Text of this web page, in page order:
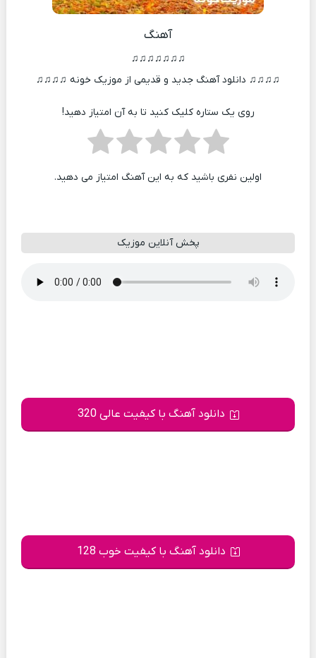
آهنگ
♫♫♫♫♫♫♫
♫♫♫♫ دانلود آهنگ جدید و قدیمی از موزیک خونه ♫♫♫♫
روی یک ستاره کلیک کنید تا به آن امتیاز دهید!
اولین نفری باشید که به این آهنگ امتیاز می دهید.
پخش آنلاین موزیک
دانلود آهنگ با کیفیت عالی 320
دانلود آهنگ با کیفیت خوب 128